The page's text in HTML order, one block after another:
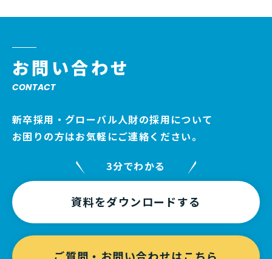
お問い合わせ
CONTACT
新卒採用・グローバル人財の採用について
お困りの方はお気軽にご連絡ください。
資料をダウンロードする
3分でわかる